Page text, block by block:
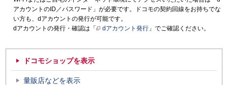
アカウントのID／パスワード」が必要です。ドコモの契約回線をお持ちでな
い方も、dアカウントの発行が可能です。
dアカウントの発行・確認は「
dアカウント発行 」でご確認ください。
ドコモショップを表示
量販店などを表示